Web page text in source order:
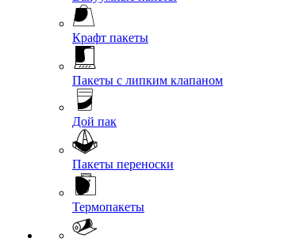
Крафт пакеты
Пакеты с липким клапаном
Дой пак
Пакеты переноски
Термопакеты